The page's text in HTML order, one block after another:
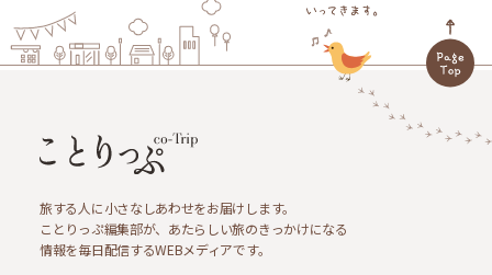
旅する人に小さなしあわせをお届けします。
ことりっぷ編集部が、あたらしい旅のきっかけになる
情報を毎日配信するWEBメディアです。